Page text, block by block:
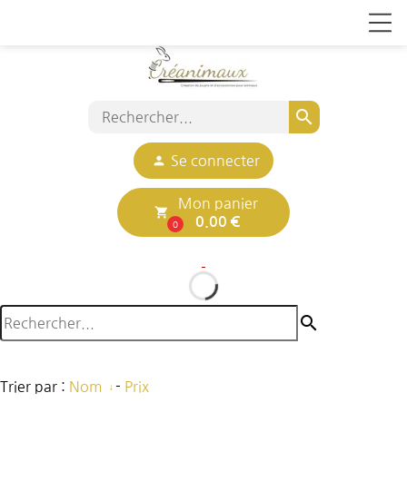
search
person Se connecter
local_grocery_store
0
Mon panier
0.00 €
search
Trier par : Nom - Prix